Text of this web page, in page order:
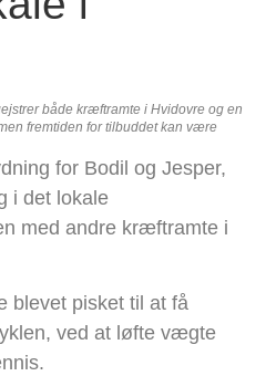
både kræftramte i Hvidovre og en
fremtiden for tilbuddet kan være
for Bodil og Jesper,
i det lokale
med andre kræftramte i
blevet pisket til at få
ved at løfte vægte